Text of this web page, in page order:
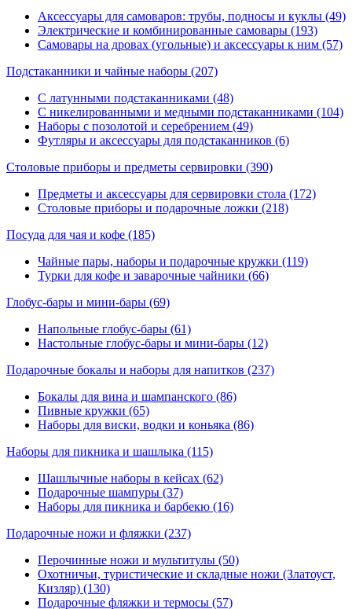
Аксессуары для самоваров: трубы, подносы и куклы (49)
Электрические и комбинированные самовары (193)
Самовары на дровах (угольные) и аксессуары к ним (57)
Подстаканники и чайные наборы (207)
С латунными подстаканниками (48)
С никелированными и медными подстаканниками (104)
Наборы с позолотой и серебрением (49)
Футляры и аксессуары для подстаканников (6)
Столовые приборы и предметы сервировки (390)
Предметы и аксессуары для сервировки стола (172)
Столовые приборы и подарочные ложки (218)
Посуда для чая и кофе (185)
Чайные пары, наборы и подарочные кружки (119)
Турки для кофе и заварочные чайники (66)
Глобус-бары и мини-бары (69)
Напольные глобус-бары (61)
Настольные глобус-бары и мини-бары (12)
Подарочные бокалы и наборы для напитков (237)
Бокалы для вина и шампанского (86)
Пивные кружки (65)
Наборы для виски, водки и коньяка (86)
Наборы для пикника и шашлыка (115)
Шашлычные наборы в кейсах (62)
Подарочные шампуры (37)
Наборы для пикника и барбекю (16)
Подарочные ножи и фляжки (237)
Перочинные ножи и мультитулы (50)
Охотничьи, туристические и складные ножи (Златоуст,
Кизляр) (130)
Подарочные фляжки и термосы (57)